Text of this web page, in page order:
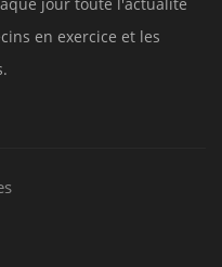
en exercice et les